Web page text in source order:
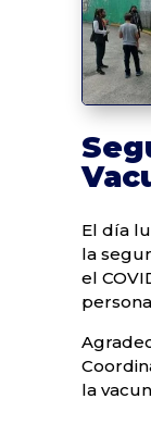
El día
la
el
la